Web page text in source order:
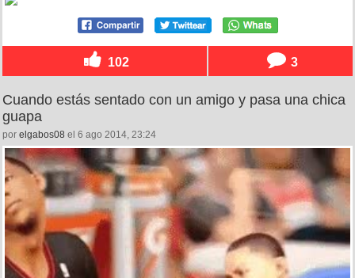
102 3
Cuando estás sentado con un amigo y pasa una chica
guapa
por elgabos08 el 6 ago 2014, 23:24